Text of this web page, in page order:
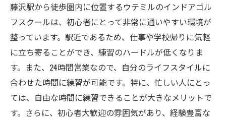
24時間営業で通いやすい藤沢駅インドアゴルフ
スクールウテミルでスキルアップ
時間を有効活用したスキルアップ法
夜間や早朝の練習で差をつける
ウテミルでのスキルアップ事例紹介
通いやすさがもたらす上達のチャンス
藤沢駅での効率的なゴルフ練習プラン
藤沢駅から徒歩圏内に位置するウテミルのインドアゴル
フスクールは、初心者にとって非常に通いやすい環境が
整っています。駅近であるため、仕事や学校帰りに気軽
に立ち寄ることができ、練習のハードルが低くなりま
す。また、24時間営業なので、自分のライフスタイルに
合わせた時間に練習が可能です。特に、忙しい人にとっ
ては、自由な時間に練習できることが大きなメリットで
す。さらに、初心者大歓迎の雰囲気があり、経験豊富な